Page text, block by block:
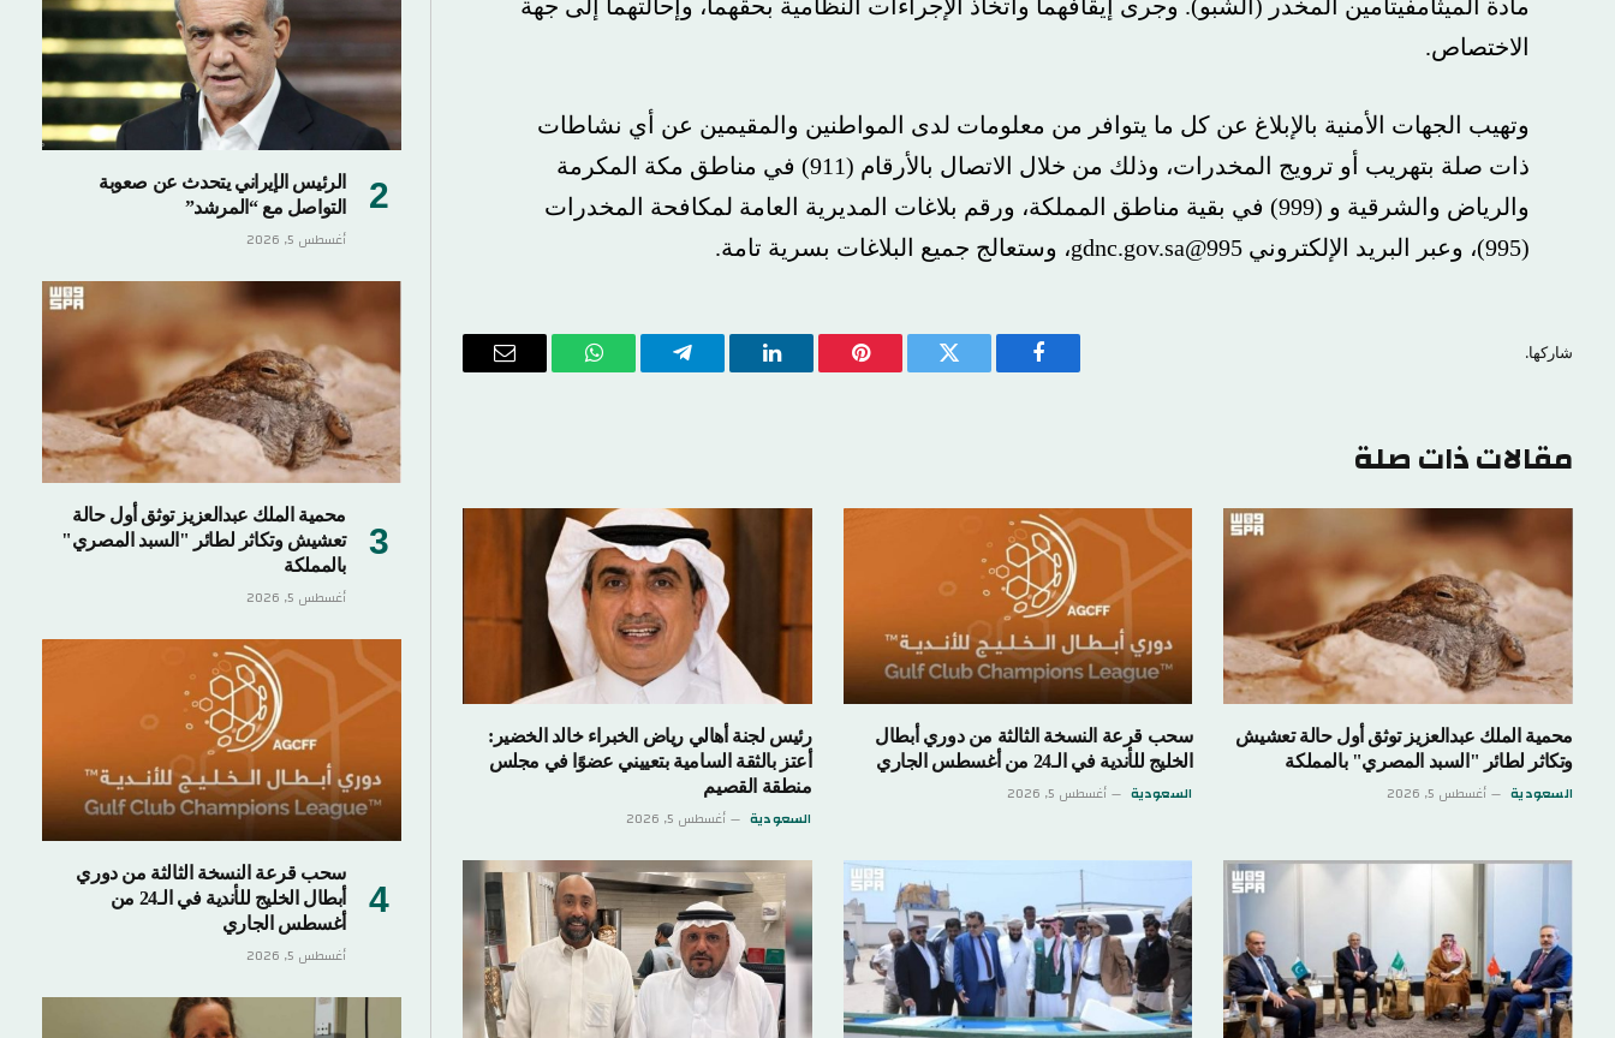
مادة الميثامفيتامين المخدر (الشبو). وجرى إيقافهما واتخاذ الإجراءات النظامية بحقهما، وإحالتهما إلى جهة
الاختصاص.
وتهيب الجهات الأمنية بالإبلاغ عن كل ما يتوافر من معلومات لدى المواطنين والمقيمين عن أي نشاطات
ذات صلة بتهريب أو ترويج المخدرات، وذلك من خلال الاتصال بالأرقام (911) في مناطق مكة المكرمة
والرياض والشرقية و (999) في بقية مناطق المملكة، ورقم بلاغات المديرية العامة لمكافحة المخدرات
(995)، وعبر البريد الإلكتروني
995@gdnc.gov.sa ، وستعالج جميع البلاغات بسرية تامة.
شاركها.
فيسبوك
تويتر بينتيريستلينكدإن تيلقرام واتساب
البريد
مقالات ذات صلة
محمية الملك عبدالعزيز توثق أول حالة تعشيش
وتكاثر لطائر "السبد المصري" بالمملكة
السعودية أغسطس 5, 2026
سحب قرعة النسخة الثالثة من دوري أبطال
الخليج للأندية في الـ24 من أغسطس الجاري
السعودية أغسطس 5, 2026
رئيس لجنة أهالي رياض الخبراء خالد الخضير:
أعتز بالثقة السامية بتعييني عضوًا في مجلس
منطقة القصيم
السعودية أغسطس 5, 2026
الرئيس الإيراني يتحدث عن صعوبة
التواصل مع “المرشد”
أغسطس 5, 2026
محمية الملك عبدالعزيز توثق أول حالة
تعشيش وتكاثر لطائر "السبد المصري"
بالمملكة
أغسطس 5, 2026
سحب قرعة النسخة الثالثة من دوري
أبطال الخليج للأندية في الـ24 من
أغسطس الجاري
أغسطس 5, 2026